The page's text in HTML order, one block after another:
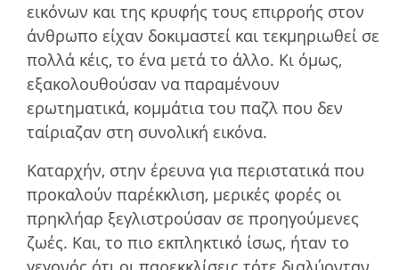
εικόνων και της κρυφής τους επιρροής στον
άνθρωπο είχαν δοκιµαστεί και τεκµηριωθεί σε
πολλά κέις, το ένα µετά το άλλο. Κι όµως,
εξακολουθούσαν να παραµένουν
ερωτηµατικά, κοµµάτια του παζλ που δεν
ταίριαζαν στη συνολική εικόνα.
Καταρχήν, στην έρευνα για περιστατικά που
προκαλούν παρέκκλιση, µερικές φορές οι
πρηκλήαρ ξεγλιστρούσαν σε προηγούµενες
ζωές. Και, το πιο εκπληκτικό ίσως, ήταν το